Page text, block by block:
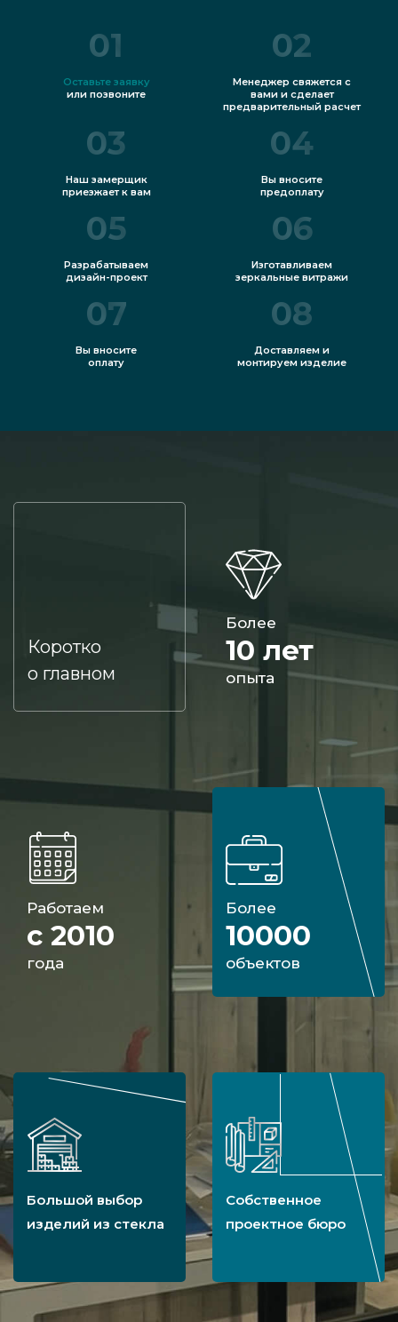
01
Оставьте заявку
или позвоните
02
Менеджер свяжется с
вами и сделает
предварительный расчет
03
Наш замерщик
приезжает к вам
04
Вы вносите
предоплату
05
Разрабатываем
дизайн-проект
06
Изготавливаем
зеркальные витражи
07
Вы вносите
оплату
08
Доставляем и
монтируем изделие
Коротко
о главном
Более
10 лет
опыта
Работаем
с 2010
года
Более
10000
объектов
Большой выбор
изделий из стекла
Собственное
проектное бюро